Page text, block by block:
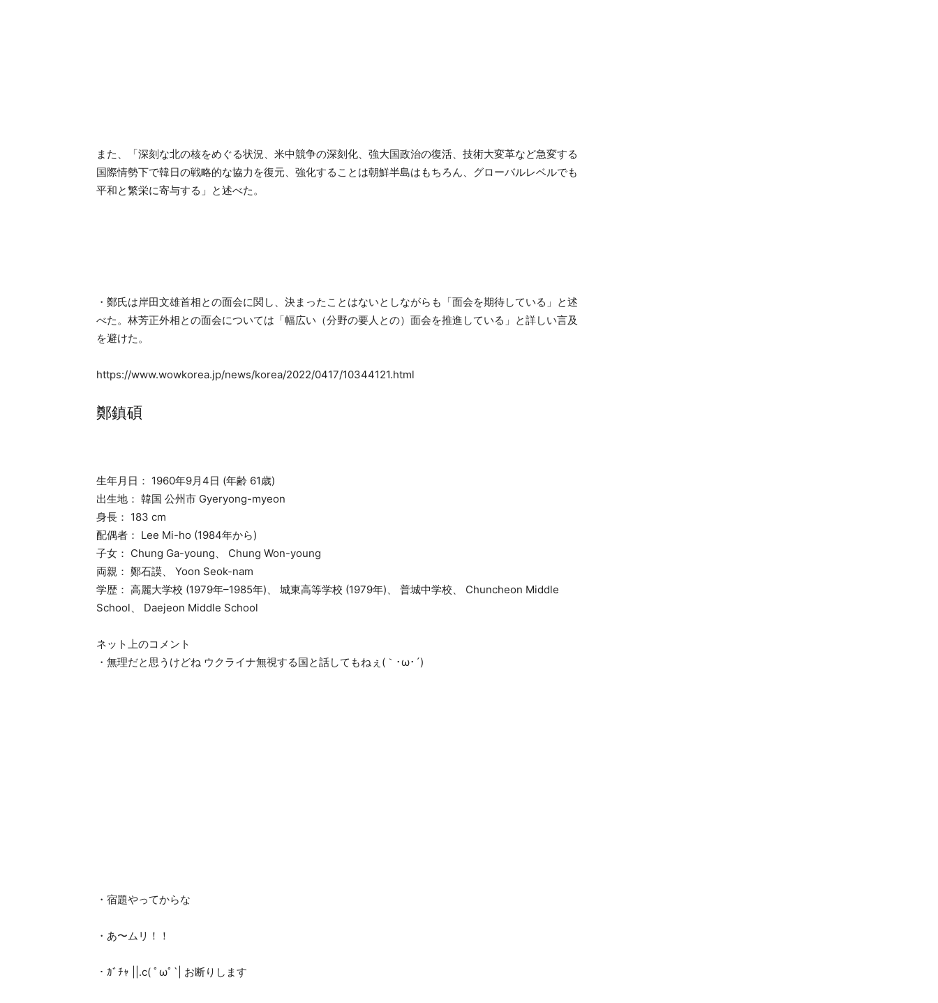
また、「深刻な北の核をめぐる状況、米中競争の深刻化、強大国政治の復活、技術大変革など急変する
国際情勢下で韓日の戦略的な協力を復元、強化することは朝鮮半島はもちろん、グローバルレベルでも
平和と繁栄に寄与する」と述べた。
・鄭氏は岸田文雄首相との面会に関し、決まったことはないとしながらも「面会を期待している」と述
べた。林芳正外相との面会については「幅広い（分野の要人との）面会を推進している」と詳しい言及
を避けた。
https://www.wowkorea.jp/news/korea/2022/0417/10344121.html
鄭鎮碩
生年月日： 1960年9月4日 (年齢 61歳)
出生地： 韓国 公州市 Gyeryong-myeon
身長： 183 cm
配偶者： Lee Mi-ho (1984年から)
子女： Chung Ga-young、 Chung Won-young
両親： 鄭石謨、 Yoon Seok-nam
学歴： 高麗大学校 (1979年–1985年)、 城東高等学校 (1979年)、 普城中学校、 Chuncheon Middle
School、 Daejeon Middle School
ネット上のコメント
・無理だと思うけどね ウクライナ無視する国と話してもねぇ(｀･ω･´)ゞ
・宿題やってからな
・あ〜ムリ！！
・ｶﾞﾁｬ ||.c( ﾟωﾟ`| お断りします